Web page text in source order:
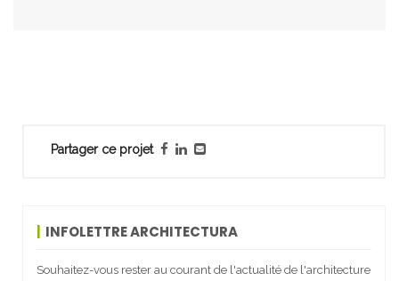
Partager ce projet
INFOLETTRE ARCHITECTURA
Souhaitez-vous rester au courant de l'actualité de l'architecture